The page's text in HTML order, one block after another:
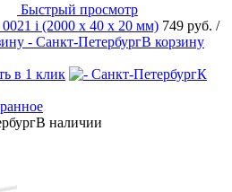
Быстрый просмотр
i (2000 х 40 х 20 мм) 749 руб. /
В корзину
в 1 клик
К
В наличии